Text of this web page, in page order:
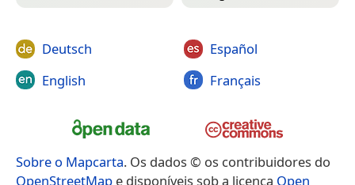
Deutsch
English
Español
Français
Sobre o Mapcarta. Os dados © os contribuidores do
OpenStreetMap e disponíveis sob a licença Open